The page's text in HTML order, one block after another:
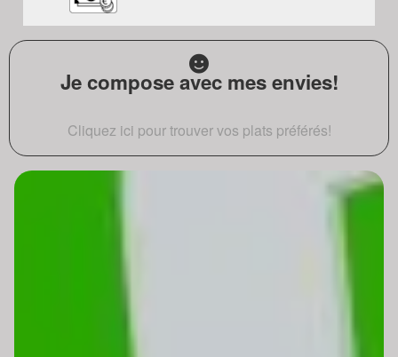
Je compose avec mes envies!
Cliquez ici pour trouver vos plats préférés!